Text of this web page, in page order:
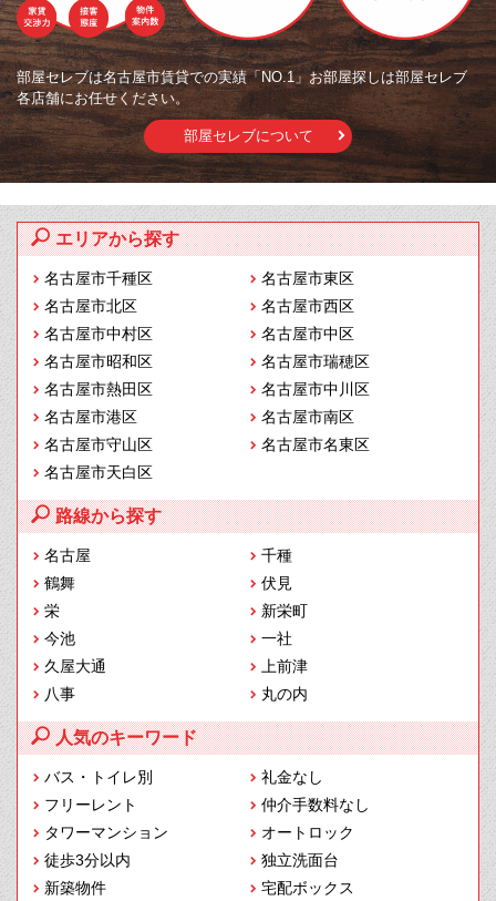
部屋セレブは名古屋市賃貸での実績「NO.1」お部屋探しは部屋セレブ
各店舗にお任せください。
部屋セレブについて
エリアから探す
名古屋市千種区
名古屋市東区
名古屋市北区
名古屋市西区
名古屋市中村区
名古屋市中区
名古屋市昭和区
名古屋市瑞穂区
名古屋市熱田区
名古屋市中川区
名古屋市港区
名古屋市南区
名古屋市守山区
名古屋市名東区
名古屋市天白区
路線から探す
名古屋
千種
鶴舞
伏見
栄
新栄町
今池
一社
久屋大通
上前津
八事
丸の内
人気のキーワード
バス・トイレ別
礼金なし
フリーレント
仲介手数料なし
タワーマンション
オートロック
徒歩3分以内
独立洗面台
新築物件
宅配ボックス